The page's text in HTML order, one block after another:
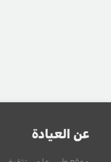
عن العيادة